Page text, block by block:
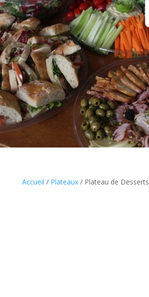
Accueil / Plateaux/ Plateau de Desserts